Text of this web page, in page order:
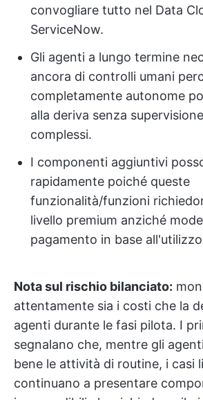
convogliare tutto nel Data
ServiceNow.
Gli agenti a lungo termine
ancora di controlli umani
completamente autonome
alla deriva senza
complessi.
I componenti aggiuntivi
rapidamente poiché queste
funzionalità/funzioni
livello premium anziché
pagamento in base
Nota sul rischio bilanciato:
attentamente sia i costi che la
agenti durante le fasi pilota. I
segnalano che, mentre gli
bene le attività di routine, i casi
continuano a presentare